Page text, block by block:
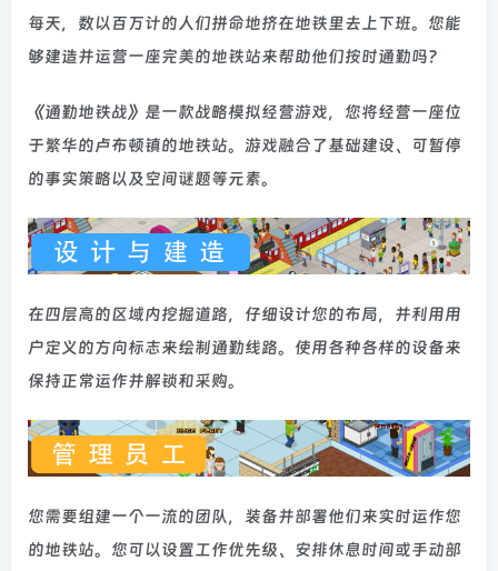
每天，数以百万计的人们拼命地挤在地铁里去上下班。您能
够建造并运营一座完美的地铁站来帮助他们按时通勤吗？
《通勤地铁战》是一款战略模拟经营游戏，您将经营一座位
于繁华的卢布顿镇的地铁站。游戏融合了基础建设、可暂停
的事实策略以及空间谜题等元素。
在四层高的区域内挖掘道路，仔细设计您的布局，并利用用
户定义的方向标志来绘制通勤线路。使用各种各样的设备来
保持正常运作并解锁和采购。
您需要组建一个一流的团队，装备并部署他们来实时运作您
的地铁站。您可以设置工作优先级、安排休息时间或手动部